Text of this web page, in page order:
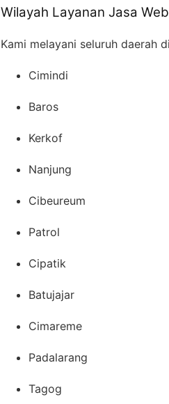
Wilayah Layanan Jasa
Kami melayani seluruh daerah
Cimindi
Baros
Kerkof
Nanjung
Cibeureum
Patrol
Cipatik
Batujajar
Cimareme
Padalarang
Tagog